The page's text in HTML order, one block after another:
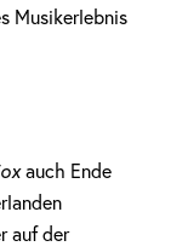
Musikerlebnis
auch Ende
auf der